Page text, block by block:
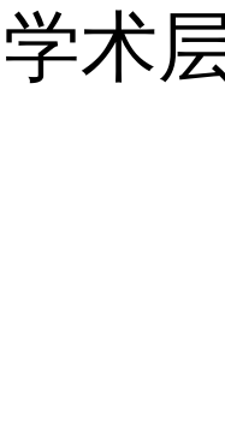
术